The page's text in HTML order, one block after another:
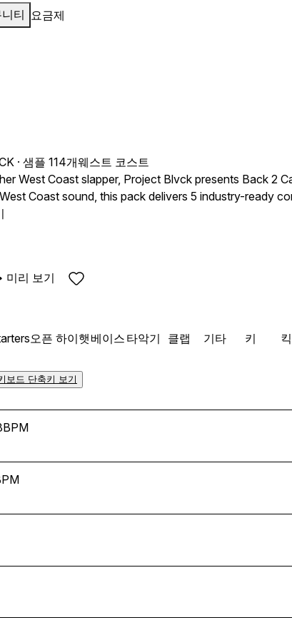
티 요금제
· 샘플 114개웨스트 코스트
West Coast slapper, Project Blvck presents Back 2
Coast sound, this pack delivers 5 industry-ready
loaded with stunning guitars, soulful pianos, tuff pads, modern synths,
today!
미리 보기
오픈 하이햇 베이스 타악기 클랩 기타 키 킥
보드 단축키 보기
선택